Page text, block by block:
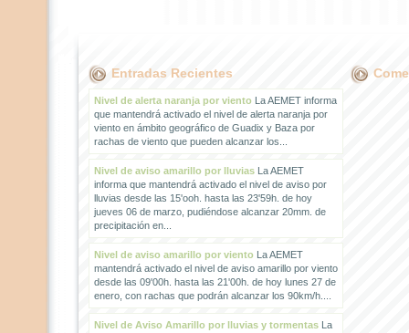
Entradas Recientes
Nivel de alerta naranja por vientoLa AEMET informa
que mantendrá activado el nivel de alerta naranja por
viento en ámbito geográfico de Guadix y Baza por
rachas de viento que pueden alcanzar los...
Nivel de aviso amarillo por lluviasLa AEMET
informa que mantendrá activado el nivel de aviso por
lluvias desde las 15'ooh. hasta las 23'59h. de hoy
jueves 06 de marzo, pudiéndose alcanzar 20mm. de
precipitación en...
Nivel de aviso amarillo por vientoLa AEMET
mantendrá activado el nivel de aviso amarillo por viento
desde las 09'00h. hasta las 21'00h. de hoy lunes 27 de
enero, con rachas que podrán alcanzar los 90km/h....
Nivel de Aviso Amarillo por lluvias y tormentasLa